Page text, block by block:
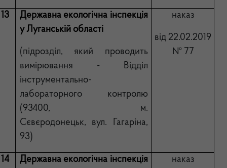
13
Державна екологічна інспекція
у Луганській області
(підрозділ, який проводить
вимірювання - Відділ
інструментально-
лабораторного контролю
(93400, м.
Сєвєродонецьк, вул. Гагаріна,
93)
наказ
від 22.02.2019
№ 77
14
Державна екологічна інспекція
наказ